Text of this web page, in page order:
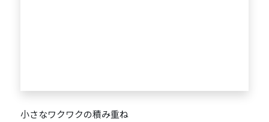
小さなワクワクの積み重ね